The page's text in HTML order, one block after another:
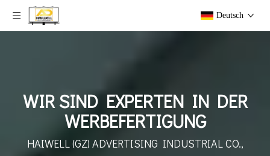
Deutsch
WIR SIND EXPERTEN IN DER
WERBEFERTIGUNG
HAIWELL (GZ) ADVERTISING INDUSTRIAL CO.,